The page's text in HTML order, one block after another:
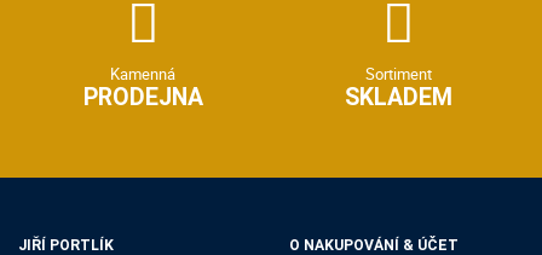
Kamenná
PRODEJNA
Sortiment
SKLADEM
JIŘÍ PORTLÍK O NAKUPOVÁNÍ & ÚČET